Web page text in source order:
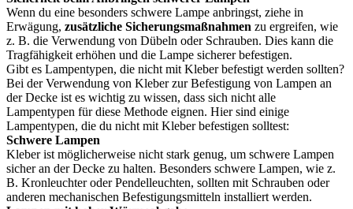
Wenn du eine besonders schwere Lampe anbringst, ziehe in
Erwägung, zusätzliche Sicherungsmaßnahmen zu ergreifen, wie
z. B. die Verwendung von Dübeln oder Schrauben. Dies kann die
Tragfähigkeit erhöhen und die Lampe sicherer befestigen.
Gibt es Lampentypen, die nicht mit Kleber befestigt werden sollten?
Bei der Verwendung von Kleber zur Befestigung von Lampen an
der Decke ist es wichtig zu wissen, dass sich nicht alle
Lampentypen für diese Methode eignen. Hier sind einige
Lampentypen, die du nicht mit Kleber befestigen solltest:
Schwere Lampen
Kleber ist möglicherweise nicht stark genug, um schwere Lampen
sicher an der Decke zu halten. Besonders schwere Lampen, wie z.
B. Kronleuchter oder Pendelleuchten, sollten mit Schrauben oder
anderen mechanischen Befestigungsmitteln installiert werden.